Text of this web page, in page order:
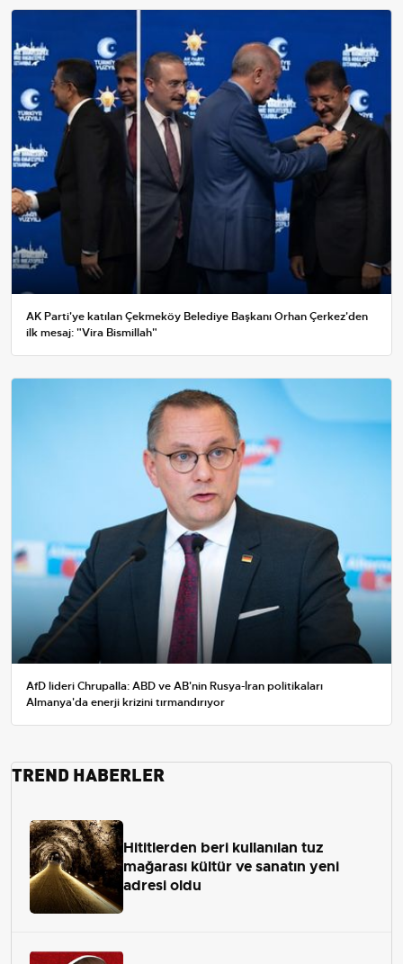
AK Parti'ye katılan Çekmeköy Belediye Başkanı Orhan Çerkez'den
ilk mesaj: "Vira Bismillah"
AfD lideri Chrupalla: ABD ve AB'nin Rusya-İran politikaları
Almanya'da enerji krizini tırmandırıyor
TREND HABERLER
Hititlerden beri kullanılan tuz
mağarası kültür ve sanatın yeni
adresi oldu